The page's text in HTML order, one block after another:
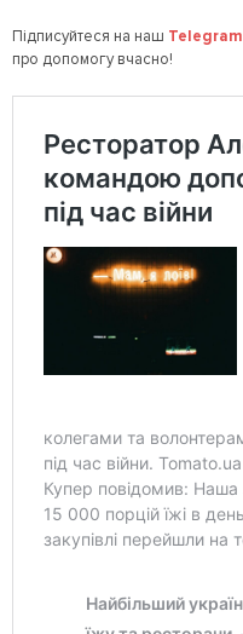
Підписуйтеся на наш Telegram
про допомогу вчасно!